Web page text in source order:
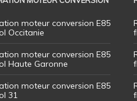
moteur conversion E85
Occitanie
moteur conversion E85
Haute Garonne
moteur conversion E85
31